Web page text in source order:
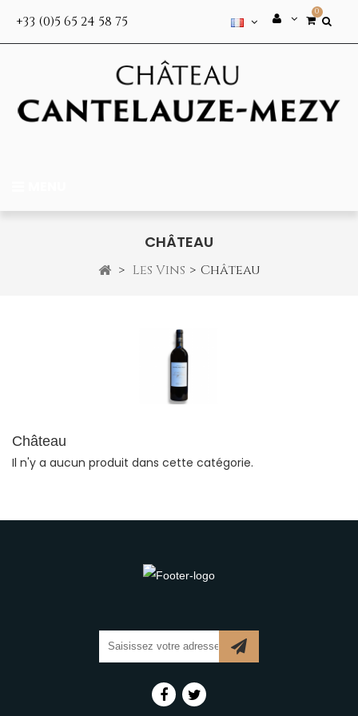
+33 (0)5 65 24 58 75
0
CHÂTEAU
> Les Vins > Château
Château
Il n'y a aucun produit dans cette catégorie.